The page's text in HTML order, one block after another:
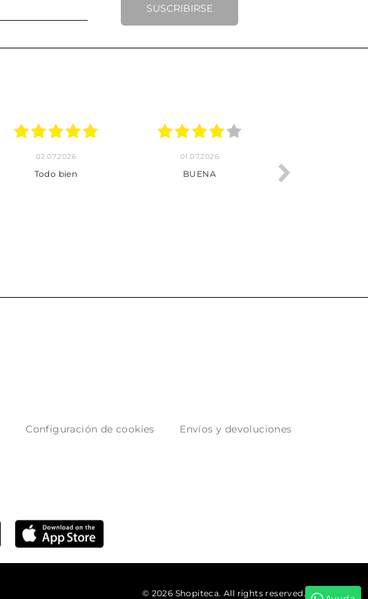
SUSCRIBIRSE
23.06.2026
Pedido hecho, pedido
22.06.2026
Servicio muy completo
Configuración de cookies
Envíos y devoluciones
© 2026 Shopiteca. All rights reserved.